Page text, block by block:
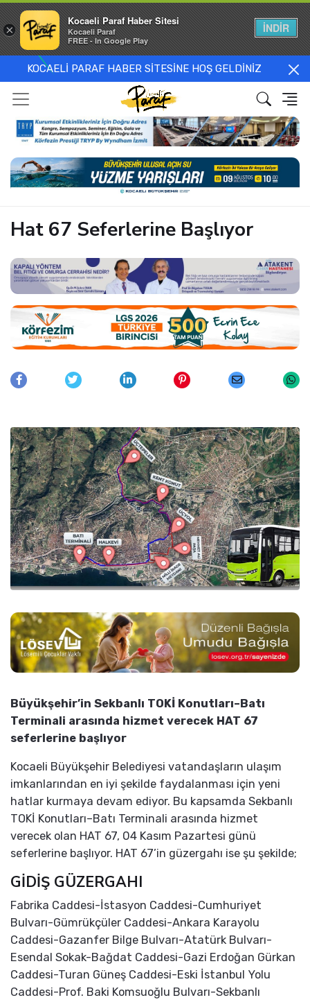
KOCAELİ PARAF HABER SİTESİNE HOŞ GELDİNİZ
Hat 67 Seferlerine Başlıyor
Büyükşehir’in Sekbanlı TOKİ Konutları–Batı
Terminali arasında hizmet verecek HAT 67
seferlerine başlıyor
Kocaeli Büyükşehir Belediyesi vatandaşların ulaşım
imkanlarından en iyi şekilde faydalanması için yeni
hatlar kurmaya devam ediyor. Bu kapsamda Sekbanlı
TOKİ Konutları–Batı Terminali arasında hizmet
verecek olan HAT 67, 04 Kasım Pazartesi günü
seferlerine başlıyor. HAT 67’in güzergahı ise şu şekilde;
GİDİŞ GÜZERGAHI
Fabrika Caddesi-İstasyon Caddesi-Cumhuriyet
Bulvarı-Gümrükçüler Caddesi-Ankara Karayolu
Caddesi-Gazanfer Bilge Bulvarı-Atatürk Bulvarı-
Esendal Sokak-Bağdat Caddesi-Gazi Erdoğan Gürkan
Caddesi-Turan Güneş Caddesi-Eski İstanbul Yolu
Caddesi-Prof. Baki Komsuoğlu Bulvarı-Sekbanlı
×
Kocaeli Paraf Haber Sitesi
Kocaeli Paraf
FREE - In Google Play
İNDİR